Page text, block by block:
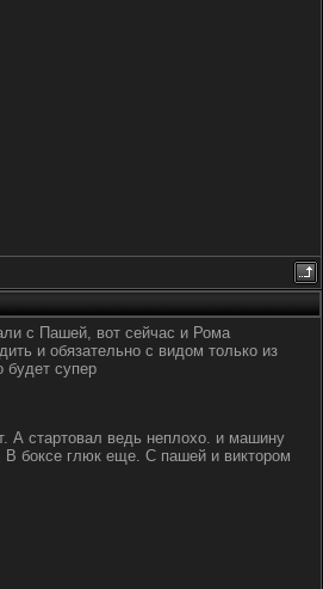
с Пашей, вот сейчас и Рома
и обязательно с видом только из
будет супер
А стартовал ведь неплохо. и машину
В боксе глюк еще. С пашей и виктором